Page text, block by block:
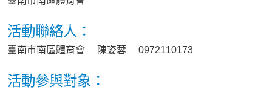
活動聯絡人：
臺南市南區體育會 陳姿蓉 0972110173
活動參與對象：